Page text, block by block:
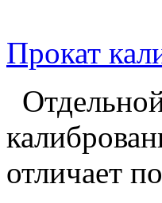
Прокат
отличает